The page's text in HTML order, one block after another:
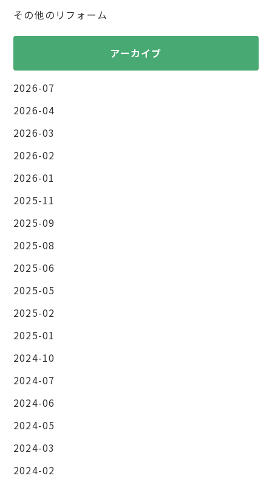
その他のリフォーム
アーカイブ
2026-07
2026-04
2026-03
2026-02
2026-01
2025-11
2025-09
2025-08
2025-06
2025-05
2025-02
2025-01
2024-10
2024-07
2024-06
2024-05
2024-03
2024-02